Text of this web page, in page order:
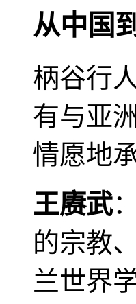
从中国
柄谷行
有与亚
情愿地
王赓武
的宗教
兰世界